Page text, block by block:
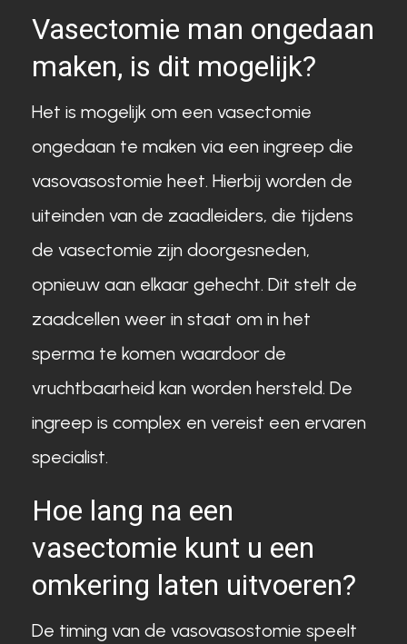
Vasectomie man ongedaan
maken, is dit mogelijk?
Het is mogelijk om een vasectomie
ongedaan te maken via een ingreep die
vasovasostomie heet. Hierbij worden de
uiteinden van de zaadleiders, die tijdens
de vasectomie zijn doorgesneden,
opnieuw aan elkaar gehecht. Dit stelt de
zaadcellen weer in staat om in het
sperma te komen waardoor de
vruchtbaarheid kan worden hersteld. De
ingreep is complex en vereist een ervaren
specialist.
Hoe lang na een
vasectomie kunt u een
omkering laten uitvoeren?
De timing van de vasovasostomie speelt